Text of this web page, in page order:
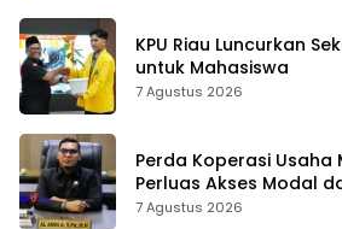
KPU Riau Luncurkan
untuk Mahasiswa
7 Agustus 2026
Perda Koperasi Usaha
Perluas Akses Modal
7 Agustus 2026